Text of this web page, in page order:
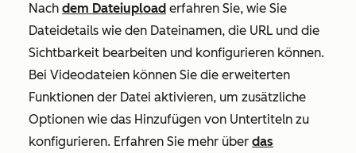
Nach dem Dateiupload erfahren Sie, wie Sie
Dateidetails wie den Dateinamen, die URL und die
Sichtbarkeit bearbeiten und konfigurieren können.
Bei Videodateien können Sie die erweiterten
Funktionen der Datei aktivieren, um zusätzliche
Optionen wie das Hinzufügen von Untertiteln zu
konfigurieren. Erfahren Sie mehr über das